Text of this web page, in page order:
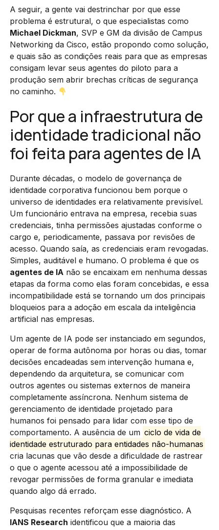
A seguir, a gente vai destrinchar por que esse
problema é estrutural, o que especialistas como
Michael Dickman, SVP e GM da divisão de Campus
Networking da Cisco, estão propondo como solução,
e quais são as condições reais para que as empresas
consigam levar seus agentes do piloto para a
produção sem abrir brechas críticas de segurança
no caminho.
Por que a infraestrutura de
identidade tradicional não
foi feita para agentes de IA
Durante décadas, o modelo de governança de
identidade corporativa funcionou bem porque o
universo de identidades era relativamente previsível.
Um funcionário entrava na empresa, recebia suas
credenciais, tinha permissões ajustadas conforme o
cargo e, periodicamente, passava por revisões de
acesso. Quando saía, as credenciais eram revogadas.
Simples, auditável e humano. O problema é que os
agentes de IA não se encaixam em nenhuma dessas
etapas da forma como elas foram concebidas, e essa
incompatibilidade está se tornando um dos principais
bloqueios para a adoção em escala da inteligência
artificial nas empresas.
Um agente de IA pode ser instanciado em segundos,
operar de forma autônoma por horas ou dias, tomar
decisões encadeadas sem intervenção humana e,
dependendo da arquitetura, se comunicar com
outros agentes ou sistemas externos de maneira
completamente assíncrona. Nenhum sistema de
gerenciamento de identidade projetado para
humanos foi pensado para lidar com esse tipo de
comportamento. A ausência de um ciclo de vida de
identidade estruturado para entidades não-humanas
cria lacunas que vão desde a dificuldade de rastrear
o que o agente acessou até a impossibilidade de
revogar permissões de forma granular e imediata
quando algo dá errado.
Pesquisas recentes reforçam esse diagnóstico. A
IANS Research identificou que a maioria das